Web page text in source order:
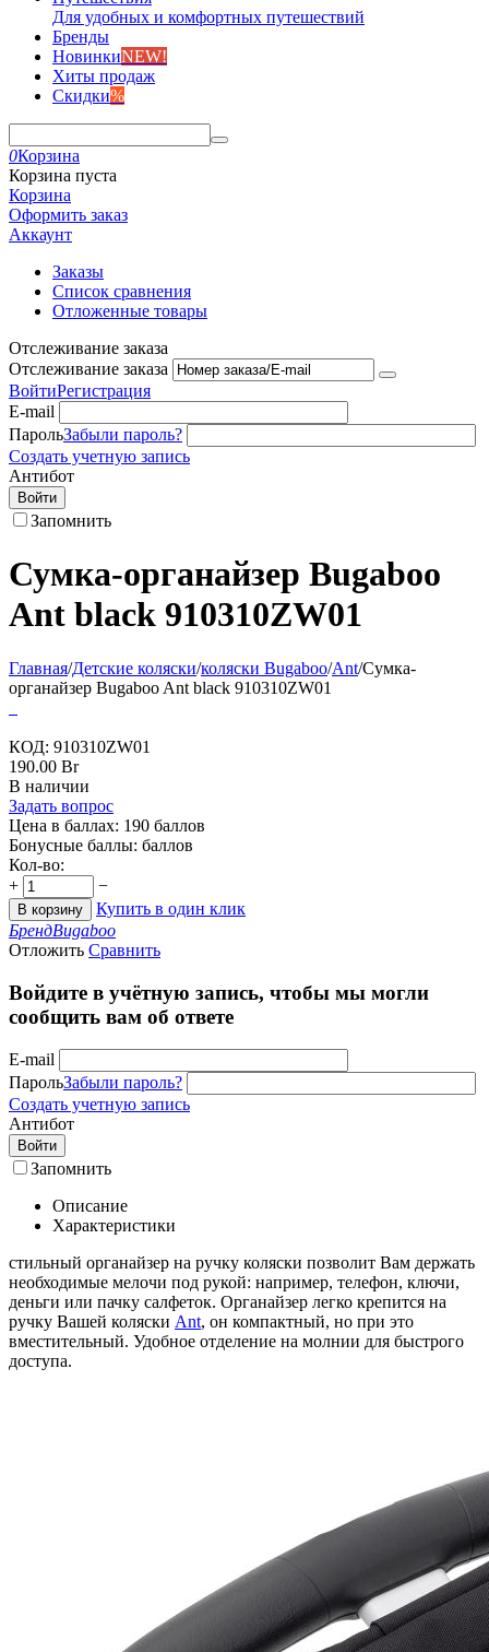
Для удобных и комфортных путешествий
Бренды
НовинкиNEW!
Хиты продаж
Скидки%
0Корзина
Корзина пуста
Корзина
Оформить заказ
Аккаунт
Заказы
Список сравнения
Отложенные товары
Отслеживание заказа
Отслеживание заказа
ВойтиРегистрация
E-mail
ПарольЗабыли пароль?
Создать учетную запись
Антибот
Войти
Запомнить
Сумка-органайзер Bugaboo
Ant black 910310ZW01
Главная/Детские коляски/коляски Bugaboo/Ant/Сумка-
органайзер Bugaboo Ant black 910310ZW01
КОД: 910310ZW01
190.00 Br
В наличии
Задать вопрос
Цена в баллах: 190 баллов
Бонусные баллы: баллов
Кол-во:
+
−
В корзину
Купить в один клик
БрендBugaboo
Отложить Сравнить
Войдите в учётную запись, чтобы мы могли
сообщить вам об ответе
E-mail
ПарольЗабыли пароль?
Создать учетную запись
Антибот
Войти
Запомнить
Описание
Характеристики
cтильный органайзер на ручку коляски позволит Вам держать
необходимые мелочи под рукой: например, телефон, ключи,
деньги или пачку салфеток. Органайзер легко крепится на
ручку Вашей коляски Ant, он компактный, но при это
вместительный. Удобное отделение на молнии для быстрого
доступа.